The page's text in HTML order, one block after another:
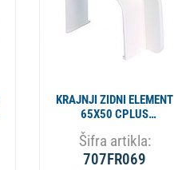
KRAJNJI ZIDNI ELEMENT
65X50 CPLUS
VECAMCO 9801-111-
08
Šifra artikla:
707FR069